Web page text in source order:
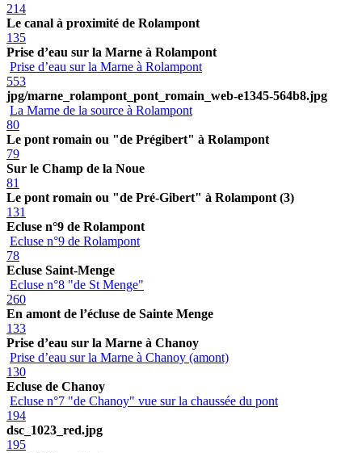
214
Le canal à proximité de Rolampont
135
Prise d’eau sur la Marne à Rolampont
Prise d’eau sur la Marne à Rolampont
553
jpg/marne_rolampont_pont_romain_web-e1345-564b8.jpg
La Marne de la source à Rolampont
80
Le pont romain ou "de Prégibert" à Rolampont
79
Sur le Champ de la Noue
81
Le pont romain ou "de Pré-Gibert" à Rolampont (3)
131
Ecluse n°9 de Rolampont
Ecluse n°9 de Rolampont
78
Ecluse Saint-Menge
Ecluse n°8 "de St Menge"
260
En amont de l’écluse de Sainte Menge
133
Prise d’eau sur la Marne à Chanoy
Prise d’eau sur la Marne à Chanoy (amont)
130
Ecluse de Chanoy
Ecluse n°7 "de Chanoy" vue sur la chaussée du pont
194
dsc_1023_red.jpg
195